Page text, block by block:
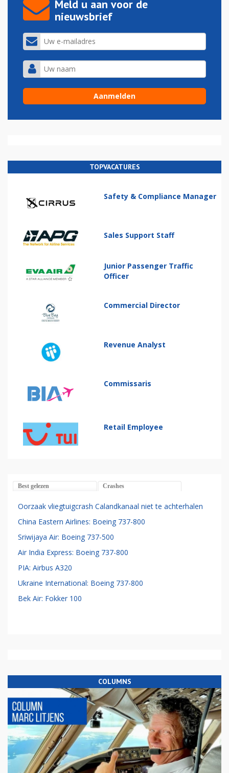
Meld u aan voor de
nieuwsbrief
TOPVACATURES
Safety & Compliance Manager
Sales Support Staff
Junior Passenger Traffic
Officer
Commercial Director
Revenue Analyst
Commissaris
Retail Employee
Best gelezen Crashes
Oorzaak vliegtuigcrash Calandkanaal niet te achterhalen
China Eastern Airlines: Boeing 737-800
Sriwijaya Air: Boeing 737-500
Air India Express: Boeing 737-800
PIA: Airbus A320
Ukraine International: Boeing 737-800
Bek Air: Fokker 100
COLUMNS